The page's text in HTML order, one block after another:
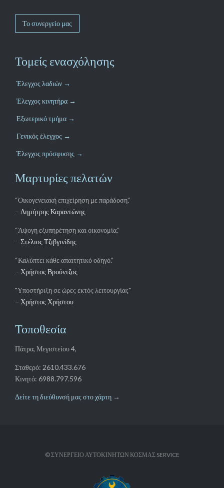
Το συνεργείο μας
Τομείς ενασχόλησης
Έλεγχος λαδιών →
Έλεγχος κινητήρα →
Εξωτερικό τμήμα →
Γενικός έλεγχος →
Έλεγχος πρόσφυσης →
Μαρτυρίες πελατών
“Οικογενειακή επιχείρηση με παράδοση.”
– Δημήτρης Καραντώνης
“Άψογη εξυπηρέτηση και οικονομία.”
– Στέλιος Τζιβγινίδης
“Καλύπτει κάθε απαιτητικό οδηγό.”
– Χρήστος Βρούντζος
"Υποστήριξη σε ώρες εκτός λειτουργίας"
– Χρήστος Χρήστου
Τοποθεσία
Πάτρα, Μεγιστείου 4,
Σταθερό: 2610.433.676
Κινητό: 6988.797.596
Δείτε τη διεύθυνσή μας στο χάρτη →
© ΣΥΝΕΡΓΕΙΟ ΑΥΤΟΚΙΝΗΤΩΝ ΚΟΣΜΑΣ SERVICE